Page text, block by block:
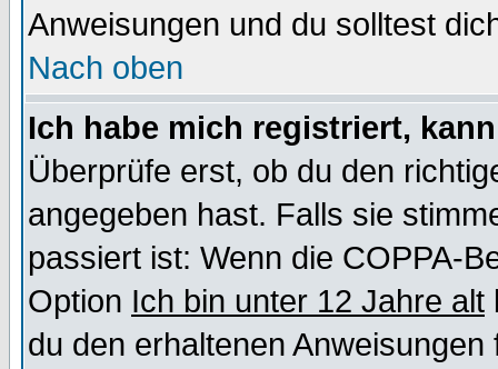
Anweisungen und du solltest
Nach oben
Ich habe mich registriert,
Überprüfe erst, ob du den
angegeben hast. Falls sie
passiert ist: Wenn die COPPA-
Option Ich bin unter 12 Jahre alt
du den erhaltenen